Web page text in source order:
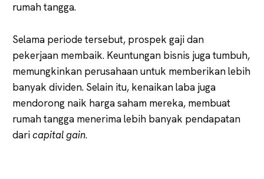
rumah tangga.
Selama periode tersebut, prospek gaji dan
pekerjaan membaik. Keuntungan bisnis juga tumbuh,
memungkinkan perusahaan untuk memberikan lebih
banyak dividen. Selain itu, kenaikan laba juga
mendorong naik harga saham mereka, membuat
rumah tangga menerima lebih banyak pendapatan
daricapital gain.